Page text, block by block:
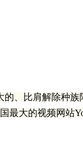
的、比肩解除种
最大的视频网站